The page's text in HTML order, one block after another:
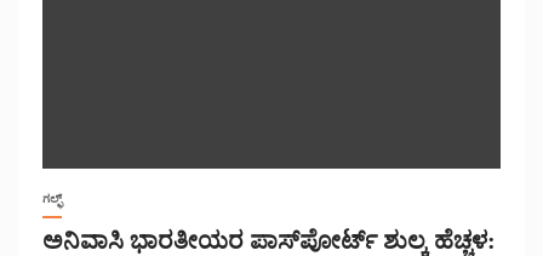
ಗಲ್ಫ್
ಅನಿವಾಸಿ ಭಾರತೀಯರ ಪಾಸ್‌ಪೋರ್ಟ್ ಶುಲ್ಕ ಹೆಚ್ಚಳ: